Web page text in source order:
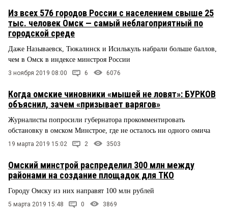
Из всех 576 городов России с населением свыше 25
тыс. человек Омск — самый неблагоприятный по
городской среде
Даже Называевск, Тюкалинск и Исилькуль набрали больше баллов,
чем в Омск в индексе минстроя России
3 ноября 2019 08:00 6 6076
Когда омские чиновники «мышей не ловят»: БУРКОВ
объяснил, зачем «призывает варягов»
Журналисты попросили губернатора прокомментировать
обстановку в омском Минстрое, где не осталось ни одного омича
19 марта 2019 15:02 2 3503
Омский минстрой распределил 300 млн между
районами на создание площадок для ТКО
Городу Омску из них направят 100 млн рублей
5 марта 2019 15:48 0 3869